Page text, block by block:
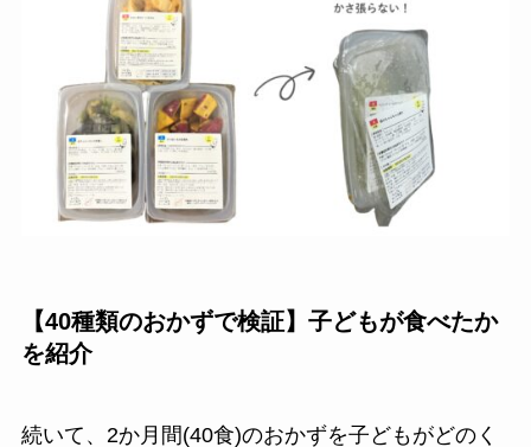
【40種類のおかずで検証】子どもが食べたか
を紹介
続いて、2か月間(40食)のおかずを子どもがどのく